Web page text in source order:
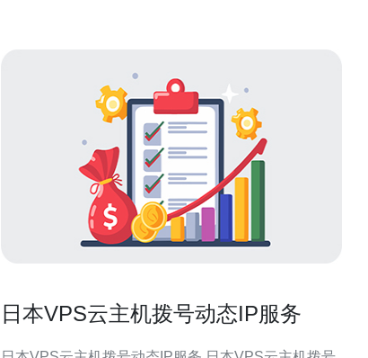
日本VPS云主机拨号动态IP服务